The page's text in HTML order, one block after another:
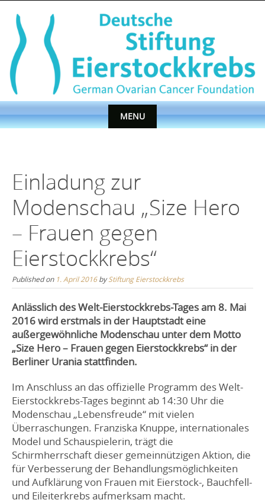
content
MENU
Einladung zur
Modenschau „Size Hero
– Frauen gegen
Eierstockkrebs“
Published on 1. April 2016byStiftung Eierstockkrebs
Anlässlich des Welt-Eierstockkrebs-Tages am 8. Mai
2016 wird erstmals in der Hauptstadt eine
außergewöhnliche Modenschau unter dem Motto
„Size Hero – Frauen gegen Eierstockkrebs“ in der
Berliner Urania stattfinden.
Im Anschluss an das offizielle Programm des Welt-
Eierstockkrebs-Tages beginnt ab 14:30 Uhr die
Modenschau „Lebensfreude“ mit vielen
Überraschungen. Franziska Knuppe, internationales
Model und Schauspielerin, trägt die
Schirmherrschaft dieser gemeinnützigen Aktion, die
für Verbesserung der Behandlungsmöglichkeiten
und Aufklärung von Frauen mit Eierstock-, Bauchfell-
und Eileiterkrebs aufmerksam macht.